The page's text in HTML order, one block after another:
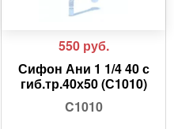
550 руб.
Сифон Ани 1 1/4 40 с
гиб.тр.40х50 (С1010)
C1010